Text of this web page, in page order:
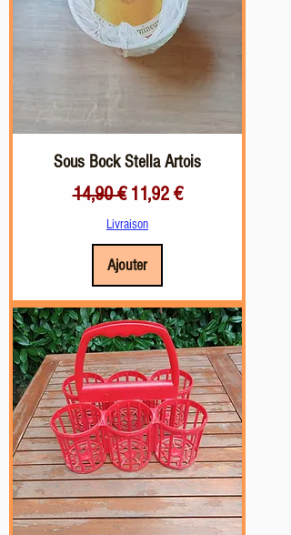
Sous Bock Stella Artois
Prix original
14,90 € Prix promotionnel
11,92 €
Livraison
Ajouter